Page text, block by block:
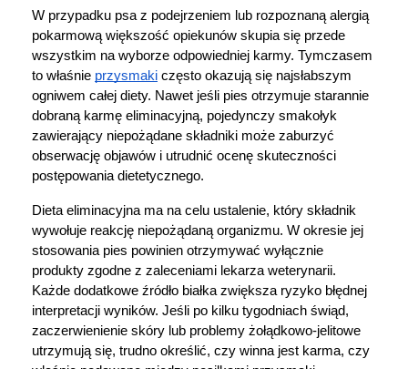
W przypadku psa z podejrzeniem lub rozpoznaną alergią
pokarmową większość opiekunów skupia się przede
wszystkim na wyborze odpowiedniej karmy. Tymczasem
to właśnie przysmaki często okazują się najsłabszym
ogniwem całej diety. Nawet jeśli pies otrzymuje starannie
dobraną karmę eliminacyjną, pojedynczy smakołyk
zawierający niepożądane składniki może zaburzyć
obserwację objawów i utrudnić ocenę skuteczności
postępowania dietetycznego.
Dieta eliminacyjna ma na celu ustalenie, który składnik
wywołuje reakcję niepożądaną organizmu. W okresie jej
stosowania pies powinien otrzymywać wyłącznie
produkty zgodne z zaleceniami lekarza weterynarii.
Każde dodatkowe źródło białka zwiększa ryzyko błędnej
interpretacji wyników. Jeśli po kilku tygodniach świąd,
zaczerwienienie skóry lub problemy żołądkowo-jelitowe
utrzymują się, trudno określić, czy winna jest karma, czy